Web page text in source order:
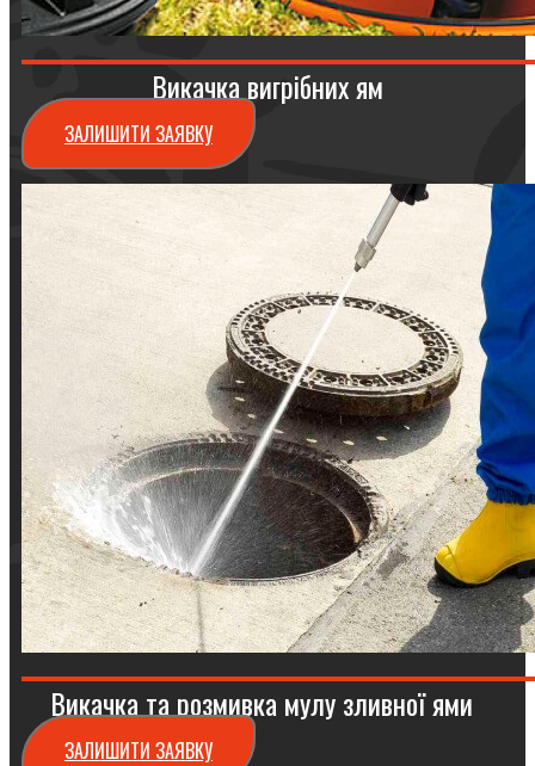
Викачка вигрібних ям
ЗАЛИШИТИ ЗАЯВКУ
Викачка та розмивка мулу зливної ями
ЗАЛИШИТИ ЗАЯВКУ